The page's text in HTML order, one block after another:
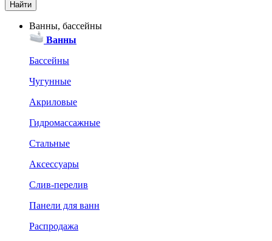
Ванны, бассейны
Ванны
Бассейны
Чугунные
Акриловые
Гидромассажные
Стальные
Аксессуары
Слив-перелив
Панели для ванн
Распродажа